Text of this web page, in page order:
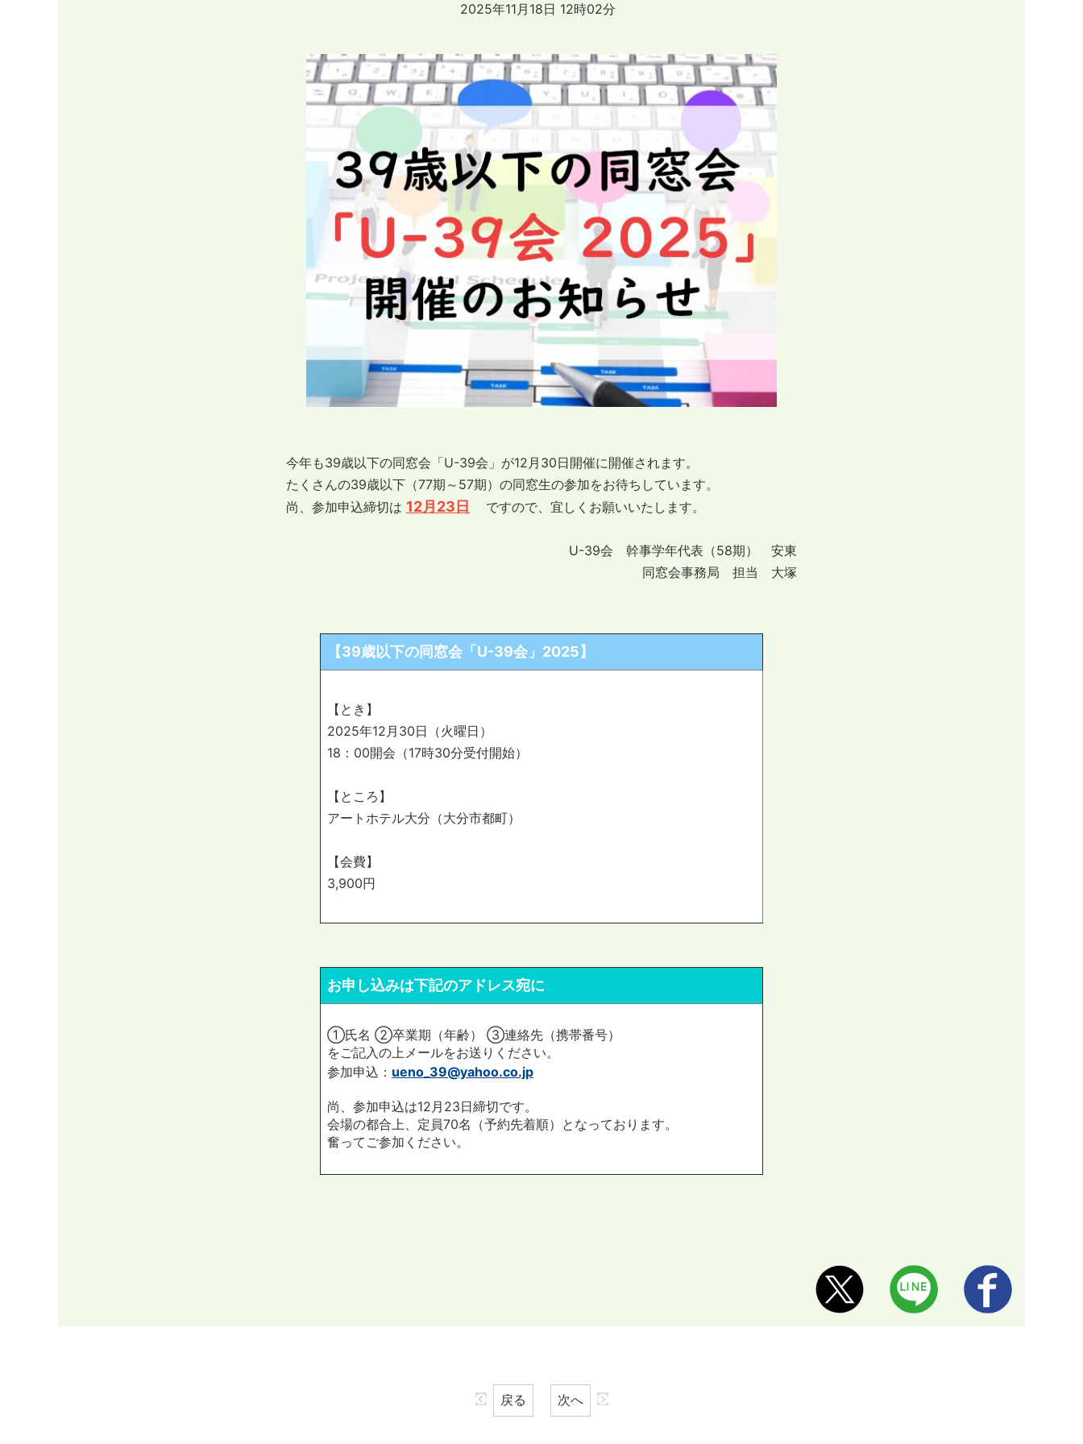
2025年11月18日 12時02分
今年も39歳以下の同窓会「U-39会」が12月30日開催に開催されます。
たくさんの39歳以下（77期～57期）の同窓生の参加をお待ちしています。
尚、参加申込締切は 12月23日 ですので、宜しくお願いいたします。
U-39会 幹事学年代表（58期） 安東
同窓会事務局 担当 大塚
【39歳以下の同窓会「U-39会」2025】
【とき】
2025年12月30日（火曜日）
18：00開会（17時30分受付開始）
【ところ】
アートホテル大分（大分市都町）
【会費】
3,900円
お申し込みは下記のアドレス宛に
①氏名 ②卒業期（年齢） ③連絡先（携帯番号）
をご記入の上メールをお送りください。
参加申込： ueno_39@yahoo.co.jp
尚、参加申込は12月23日締切です。
会場の都合上、定員70名（予約先着順）となっております。
奮ってご参加ください。